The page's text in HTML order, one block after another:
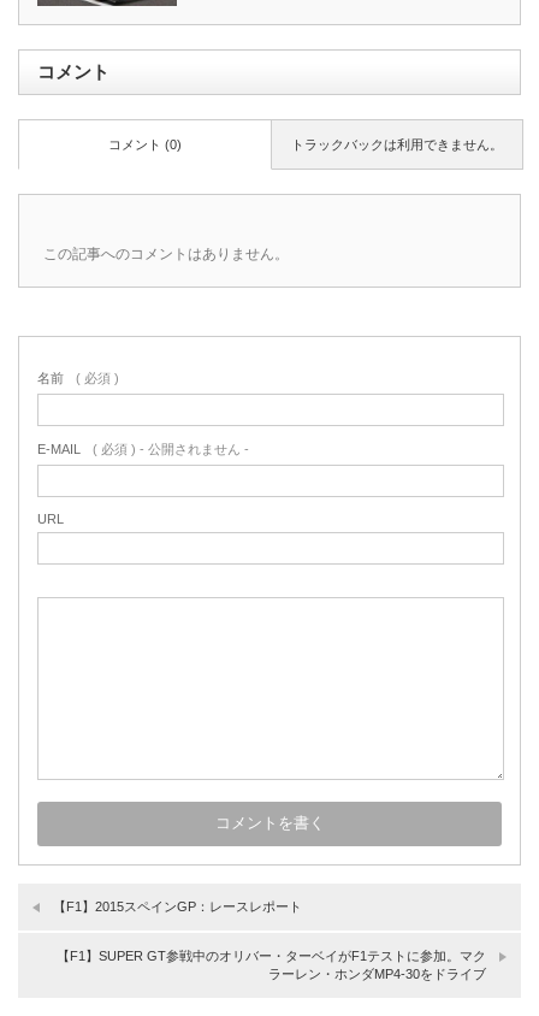
コメント
トラックバックは利用できません。
コメント (0)
この記事へのコメントはありません。
名前 ( 必須 )
E-MAIL ( 必須 ) - 公開されません -
URL
【F1】2015スペインGP：レースレポート
【F1】SUPER GT参戦中のオリバー・ターベイがF1テストに参加。マク
ラーレン・ホンダMP4-30をドライブ